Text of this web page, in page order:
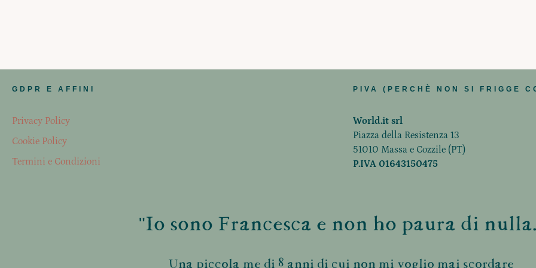
GDPR E AFFINI
Privacy Policy
Cookie Policy
Termini e Condizioni
PIVA (PERCHÈ NON SI FRIGGE
World.it srl
Piazza della Resistenza 13
51010 Massa e Cozzile (PT)
P.IVA 01643150475
"Io sono Francesca e non ho paura di
Una piccola me di 8 anni di cui non mi voglio mai scordare